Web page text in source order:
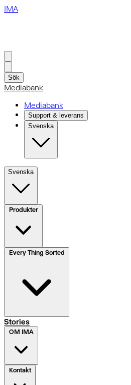
IMA
Sök
Mediabank
Mediabank
Support & leverans
Svenska
Svenska
Produkter
Stories
OM IMA
Kontakt